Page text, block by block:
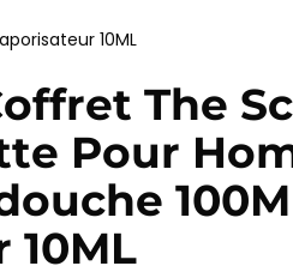
10ML
The
Pour